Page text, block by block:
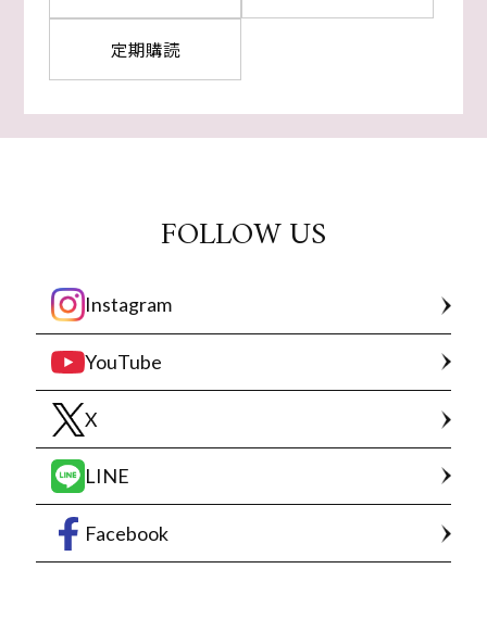
定期購読
FOLLOW US
Instagram
YouTube
X
LINE
Facebook